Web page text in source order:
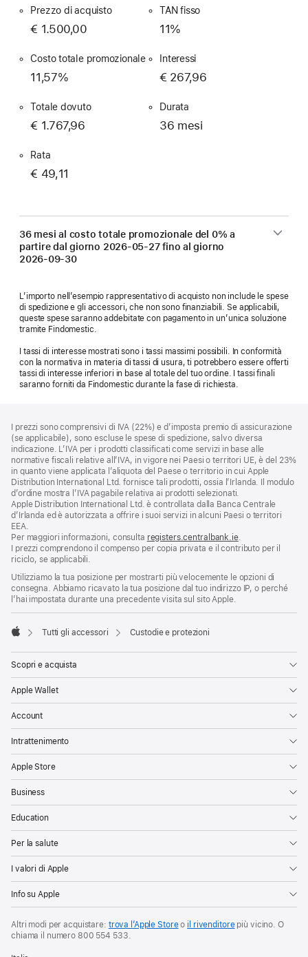
Prezzo di acquisto
€ 1.500,00
TAN fisso
11%
Costo totale promozionale
11,57%
Interessi
€ 267,96
Totale dovuto
€ 1.767,96
Durata
36 mesi
Rata
€ 49,11
36 mesi al costo totale promozionale del 0% a
partire dal giorno 2026-05-27fino al giorno
2026-09-30
L’importo nell’esempio rappresentativo di acquisto non include le spese
di spedizione e gli accessori, che non sono finanziabili. Se applicabili,
queste spese saranno addebitate con pagamento in un’unica soluzione
tramite Findomestic.
I tassi di interesse mostrati sono i tassi massimi possibili. In conformità
con la normativa in materia di tassi di usura, ti potrebbero essere offerti
tassi di interesse inferiori in base al totale del tuo ordine. I tassi finali
saranno forniti da Findomestic durante la fase di richiesta.
di
pagina
a
piè
di
pagina
I prezzi sono comprensivi di IVA (22%) e d’imposta premio di assicurazione
(se applicabile), sono escluse le spese di spedizione, salvo diversa
indicazione. L’IVA per i prodotti classificati come servizi in base alle
normative fiscali relative all’IVA, in vigore nei Paesi o territori UE, è del 23%
in quanto viene applicata l’aliquota del Paese o territorio in cui Apple
Distribution International Ltd. fornisce tali prodotti, ossia l’Irlanda. Il modulo
d’ordine mostra l’IVA pagabile relativa ai prodotti selezionati.
Apple Distribution International Ltd. è controllata dalla Banca Centrale
d’Irlanda ed è autorizzata a offrire i suoi servizi in alcuni Paesi o territori
EEA.
Per maggiori informazioni, consulta registers.centralbank.ie.
I prezzi comprendono il compenso per copia privata e il contributo per il
riciclo, se applicabili.
Utilizziamo la tua posizione per mostrarti più velocemente le opzioni di
consegna. Abbiamo ricavato la tua posizione dal tuo indirizzo IP, o perché
l’hai impostata durante una precedente visita sul sito Apple.
Tutti gli accessori Custodie e protezioni
Scopri e acquista
Apple Wallet
Account
Intrattenimento
Apple Store
Business
Education
Per la salute
I valori di Apple
Info su Apple
Altri modi per acquistare: trova l’Apple Storeo il rivenditorepiù vicino. O
chiama il numero 800 554 533.